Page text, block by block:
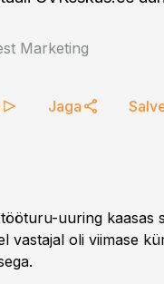
Marketing
Jaga
uuring kaasas
vastajal oli viimase